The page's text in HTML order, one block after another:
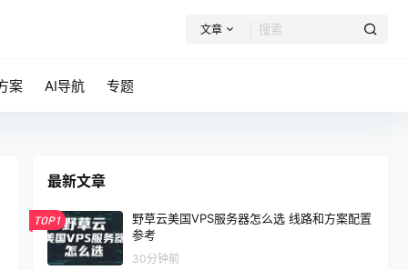
文章
案 AI导航 专题
最新文章
TOP1
野草云美国VPS服务器怎么选 线路和方案配置
参考
30分钟前